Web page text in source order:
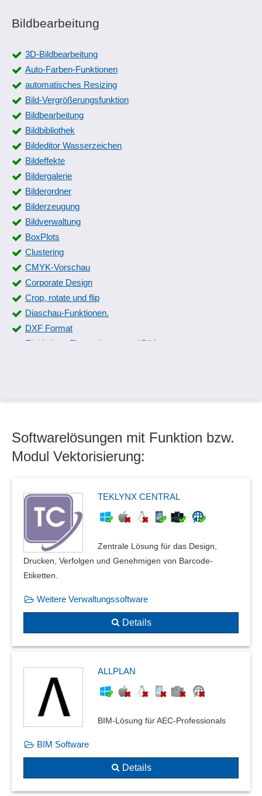
Bildbearbeitung
3D-Bildbearbeitung
Auto-Farben-Funktionen
automatisches Resizing
Bild-Vergrößerungsfunktion
Bildbearbeitung
Bildbibliothek
Bildeditor Wasserzeichen
Bildeffekte
Bildergalerie
Bilderordner
Bilderzeugung
Bildverwaltung
BoxPlots
Clustering
CMYK-Vorschau
Corporate Design
Crop, rotate und flip
Diaschau-Funktionen.
DXF Format
Einbindung Firmen-Logos und Bilder
Farbmanagement
Formate-Unterstützung
fotorealistische Darstellungen
Grafik in Dokumenten
Grafiken und Logos
Grafikformate
Grafische Bearbeitung
Grafische Darstellungsformen
Grafische Visualisierungen
Größenbearbeitung
HDRI-Support
ICC-Farbmanagement
Konvertierung von Bildern
Linsenkorrektur
Norm ECC-200
OpenCL
Optimierung von Bildern
Softwarelösungen mit Funktion bzw.
Modul Vektorisierung:
TEKLYNX CENTRAL
Zentrale Lösung für das Design,
Drucken, Verfolgen und Genehmigen von Barcode-
Etiketten.
Weitere Verwaltungssoftware
Details
ALLPLAN
BIM-Lösung für AEC-Professionals
BIM Software
Details